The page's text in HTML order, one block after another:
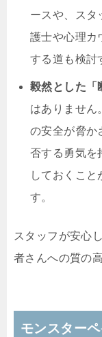
ースや、スタ
護士や心理カ
する道も検討
毅然とした「
はありません
の安全が脅か
否する勇気を
しておくこと
す。
スタッフが安心
者さんへの質の
モンスター